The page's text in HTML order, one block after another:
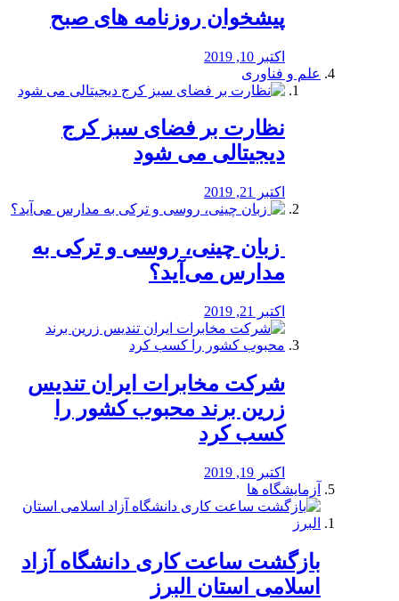
پیشخوان روزنامه های صبح
اکتبر 10, 2019
علم و فناوری
نظارت بر فضای سبز کرج
دیجیتالی می شود
اکتبر 21, 2019
️ زبان چینی، روسی و ترکی به
مدارس می‌آید؟
اکتبر 21, 2019
شرکت مخابرات ایران تندیس
زرین برند محبوب کشور را
کسب کرد
اکتبر 19, 2019
آزمایشگاه ها
بازگشت ساعت کاری دانشگاه آزاد
اسلامی استان البرز